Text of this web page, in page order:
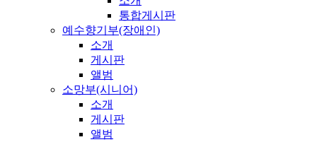
통합게시판
예수향기부(장애인)
소개
게시판
앨범
소망부(시니어)
소개
게시판
앨범